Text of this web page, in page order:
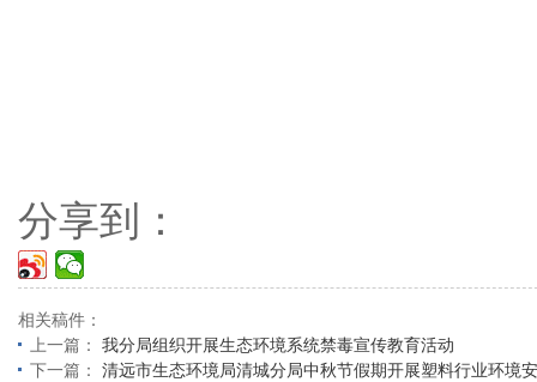
分享到：
相关稿件：
上一篇： 我分局组织开展生态环境系统禁毒宣传教育活动
下一篇： 清远市生态环境局清城分局中秋节假期开展塑料行业环境